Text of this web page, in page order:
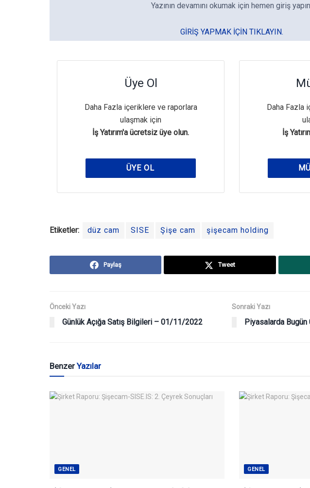
Yazının devamını okumak için hemen giriş
GIRIŞ YAPMAK IÇIN TIKLAYIN.
Üye Ol
Daha Fazla içeriklere ve raporlara
ulaşmak için
İş Yatırım'a ücretsiz üye olun.
ÜYE OL
Daha Fazla
İş
Etiketler: düz cam SISE Şişe cam şişecam holding
Paylaş Tweet
Önceki Yazı
Günlük Açığa Satış Bilgileri – 01/11/2022
Sonraki Yazı
Piyasalarda
BenzerYazılar
GENEL GENEL